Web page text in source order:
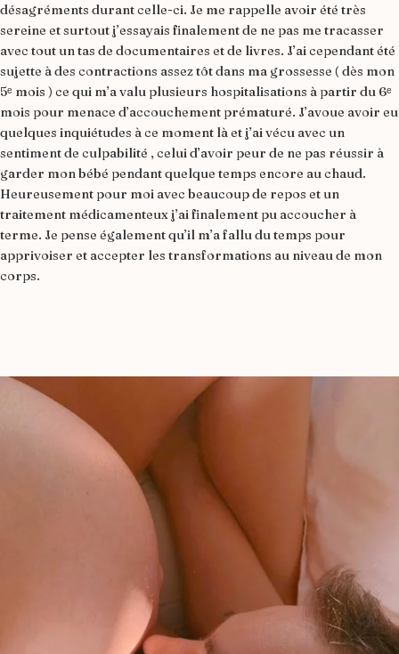
désagréments durant celle-ci. Je me rappelle avoir été très
sereine et surtout j’essayais finalement de ne pas me tracasser
avec tout un tas de documentaires et de livres. J’ai cependant été
sujette à des contractions assez tôt dans ma grossesse ( dès mon
5ᵉ mois ) ce qui m’a valu plusieurs hospitalisations à partir du 6ᵉ
mois pour menace d’accouchement prématuré. J’avoue avoir eu
quelques inquiétudes à ce moment là et j’ai vécu avec un
sentiment de culpabilité , celui d’avoir peur de ne pas réussir à
garder mon bébé pendant quelque temps encore au chaud.
Heureusement pour moi avec beaucoup de repos et un
traitement médicamenteux j’ai finalement pu accoucher à
terme. Je pense également qu’il m’a fallu du temps pour
apprivoiser et accepter les transformations au niveau de mon
corps.